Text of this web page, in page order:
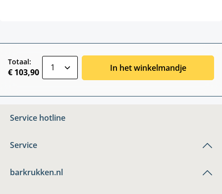
Totaal:
€ 103,90 In het winkelmandje
Service hotline
Service
barkrukken.nl